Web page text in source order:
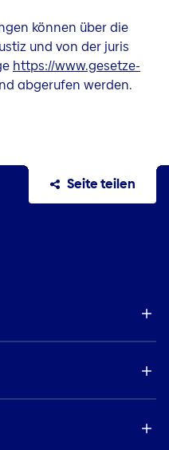
können über die
und von der juris
https://www.gesetze-
abgerufen werden.
Seite teilen